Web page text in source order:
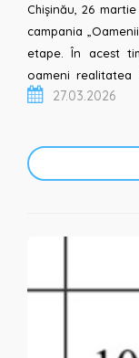
alții
Chișinău, 26
campania
etape. În acest
oameni realitatea
conversație
27.03.2026